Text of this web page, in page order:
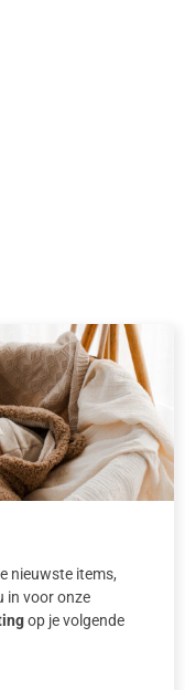
nieuwste items,
in voor onze
op je volgende